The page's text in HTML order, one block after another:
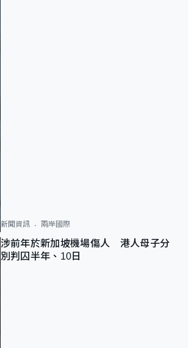
新聞資訊 兩岸國際
涉前年於新加坡機場傷人 港人母子分
別判囚半年、10日